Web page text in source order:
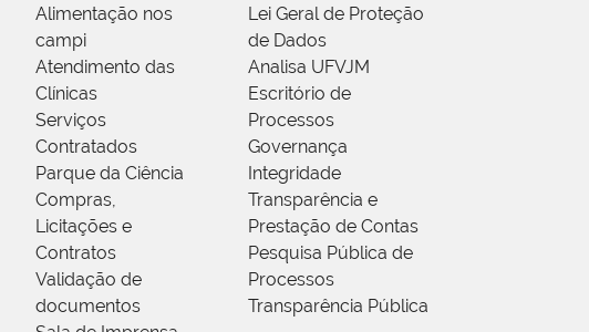
Alimentação nos
campi
Atendimento das
Clínicas
Serviços
Contratados
Parque da Ciência
Compras,
Licitações e
Contratos
Validação de
documentos
Lei Geral de Proteção
de Dados
Analisa UFVJM
Escritório de
Processos
Governança
Integridade
Transparência e
Prestação de Contas
Pesquisa Pública de
Processos
Transparência Pública